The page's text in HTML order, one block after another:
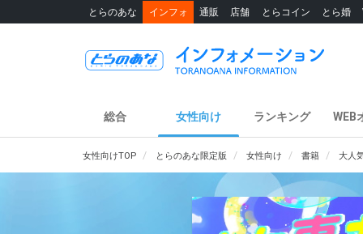
とらのあな インフォ 通販 店舗 とらコイン とら婚
総合 女性向け ランキング WEB
女性向けTOP とらのあな限定版 女性向け 書籍 大人